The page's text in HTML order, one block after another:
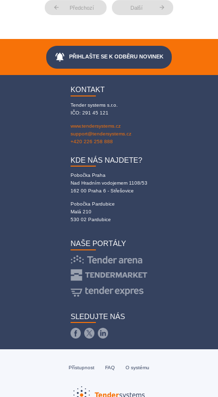
arrow_back Předchozí Další arrow_forward
notifications_active PŘIHLAŠTE SE K ODBĚRU NOVINEK
KONTAKT
Tender systems s.r.o.
IČO: 291 45 121
www.tendersystems.cz
support@tendersystems.cz
+420 226 258 888
KDE NÁS NAJDETE?
Pobočka Praha
Nad Hradním vodojemem 1108/53
162 00 Praha 6 - Střešovice
Pobočka Pardubice
Malá 210
530 02 Pardubice
NAŠE PORTÁLY
SLEDUJTE NÁS
Přístupnost FAQ O systému